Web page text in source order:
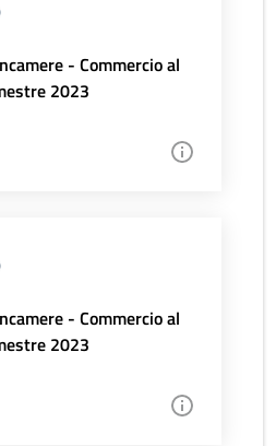
- Commercio al
2023
- Commercio al
2023